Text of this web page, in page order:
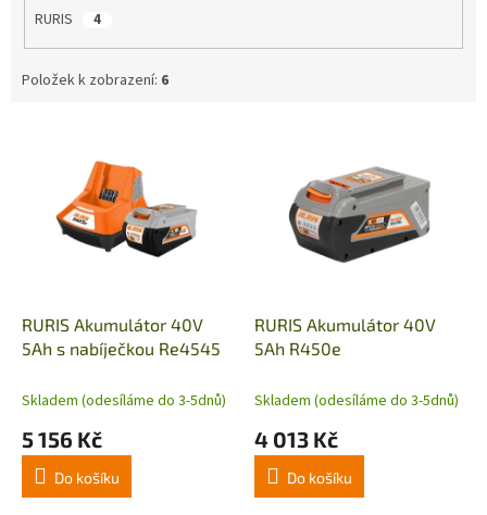
RURIS 4
Položek k zobrazení: 6
RURIS Akumulátor 40V
5Ah s nabíječkou Re4545
Skladem (odesíláme do 3-5dnů)
5 156 Kč
Do košíku
RURIS Akumulátor 40V
5Ah R450e
Skladem (odesíláme do 3-5dnů)
4 013 Kč
Do košíku